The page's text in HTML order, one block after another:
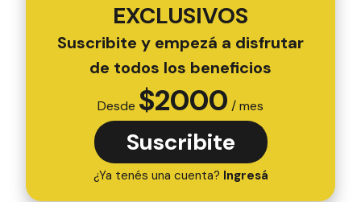
EXCLUSIVOS
Suscribite y empezá a disfrutar
de todos los beneficios
Desde $2000 / mes
Suscribite
¿Ya tenés una cuenta? Ingresá